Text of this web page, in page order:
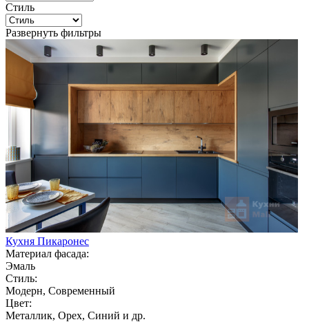
Стиль
Развернуть фильтры
Кухня Пикаронес
Материал фасада:
Эмаль
Стиль:
Модерн, Современный
Цвет:
Металлик, Орех, Синий и др.